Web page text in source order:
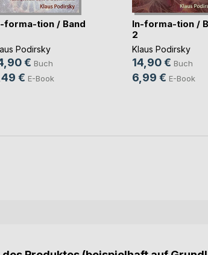
forma-tion / Band
Podirsky
€ Buch
€ E-Book
In-forma-tion /
2
Klaus Podirsky
14,90 € Buch
6,99 € E-Book